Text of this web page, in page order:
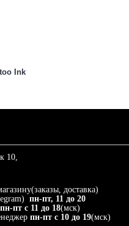
Ink
10,
доставка)
пн-пт, 11 до 20
пн-пт с 11 до 18(мск)
пн-пт с 10 до 19(мск)